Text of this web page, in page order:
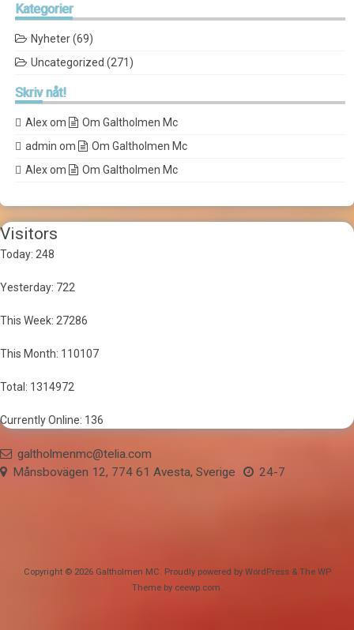
Kategorier
Nyheter(69)
Uncategorized (271)
Skrivnåt!
Alexom
Om Galtholmen Mc
admin om
Om Galtholmen Mc
Alexom Om Galtholmen Mc
Visitors
Today: 248
Yesterday: 722
This Week: 27286
This Month: 110107
Total: 1314972
Currently Online: 136
galtholmenmc@telia.com
Månsbovägen 12, 774 61 Avesta, Sverige
24-7
Copyright © 2026 Galtholmen MC. Proudly powered by WordPress & The WP
Theme by ceewp.com.